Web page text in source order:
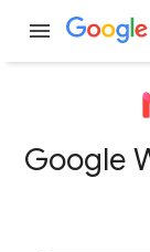
menu
Google